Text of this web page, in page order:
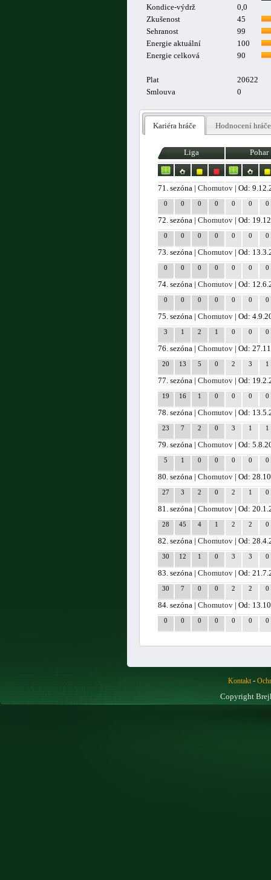
Kondice-výdrž
0,0
Zkušenost
45
Sehranost
99
Energie aktuální
100
Energie celková
90
Plat
20622
Smlouva
0
Kariéra hráče Hodnocení hráče
Liga Pohar
71. sezóna |Chomutov | Od:
0 0 0 0 0 0 0
72. sezóna |Chomutov | Od:
0 0 0 0 0 0 0
73. sezóna |Chomutov | Od:
0 0 0 0 0 0 0
74. sezóna |Chomutov | Od:
0 0 0 0 0 0 0
75. sezóna |Chomutov | Od:
3 1 2 1 0 0 0
76. sezóna |Chomutov | Od:
20 13 5 0 2 3 1
77. sezóna |Chomutov | Od:
19 16 1 0 0 0 0
78. sezóna |Chomutov | Od:
23 7 2 0 3 1 1
79. sezóna |Chomutov | Od:
5 1 0 0 0 0 0
80. sezóna |Chomutov | Od:
27 3 2 0 2 1 0
81. sezóna |Chomutov | Od:
28 45 4 1 2 2 0
82. sezóna |Chomutov | Od:
30 12 1 0 3 3 0
83. sezóna |Chomutov | Od:
30 7 0 0 2 2 0
84. sezóna |Chomutov | Od:
0 0 0 0 0 0 0
Kontakt-
Copyright